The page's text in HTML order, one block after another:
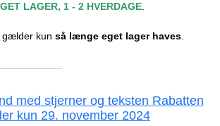
LAGER, 1 - 2 HVERDAGE.
gælder kun så længe eget lager haves